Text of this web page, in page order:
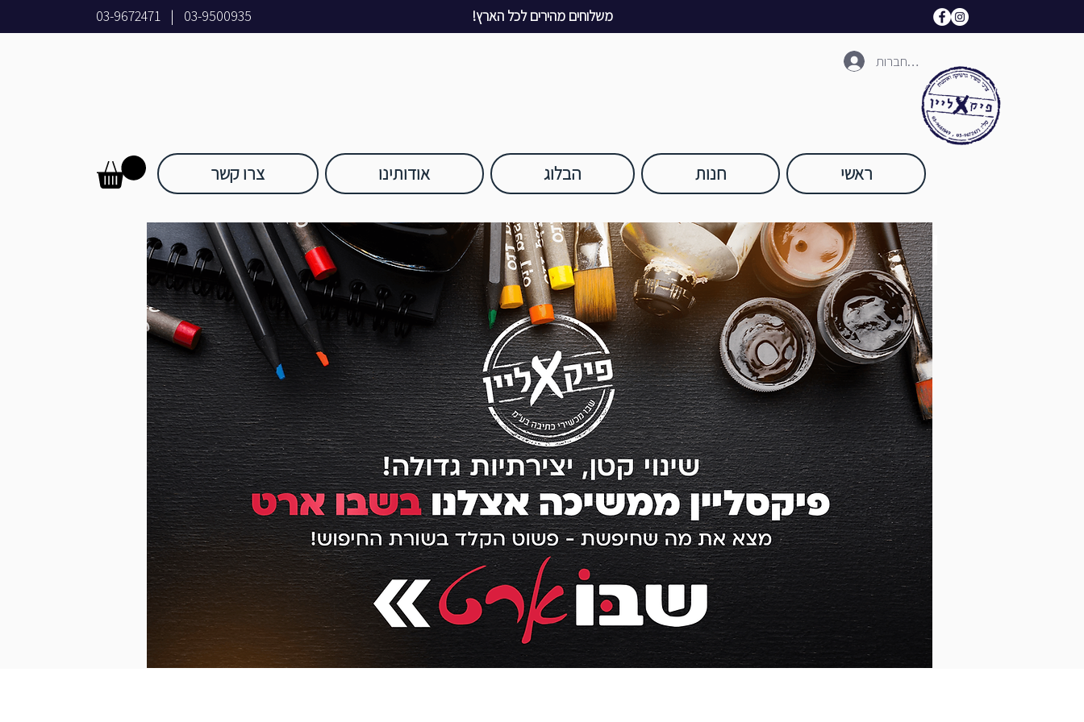
03-9500935
|
03-9672471 משלוחים מהירים לכל הארץ!
להתחברות
ראשי חנות הבלוג אודותינו צרו קשר